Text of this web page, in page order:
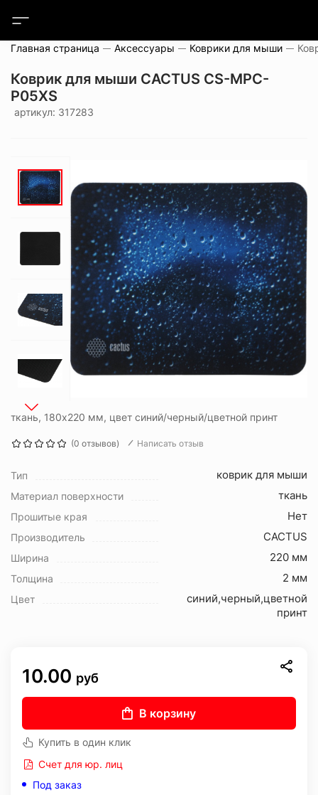
Главная страница Аксессуары Коврики для мыши
Коврик для мыши CACTUS CS-MPC-
P05XS
артикул: 317283
ткань, 180x220 мм, цвет синий/черный/цветной принт
(0 отзывов) Написать отзыв
Тип коврик для мыши
Материал поверхности ткань
Прошитые края Нет
Производитель CACTUS
Ширина 220 мм
Толщина 2 мм
Цвет
синий,черный,цветной
принт
10.00 руб
В корзину
Купить в один клик
Счет для юр. лиц
Под заказ